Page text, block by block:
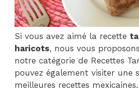
Si vous avez aimé la recette
haricots, nous vous
notre catégorie de Recettes
pouvez également visiter une
meilleures recettes mexicaines.